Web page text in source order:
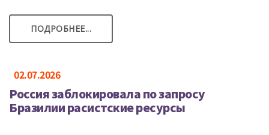
ПОДРОБНЕЕ...
02.07.2026
Россия заблокировала по запросу
Бразилии расистские ресурсы